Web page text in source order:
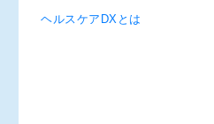
ヘルスケアDXとは